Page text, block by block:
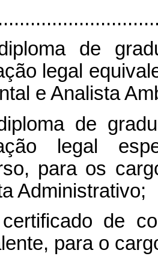
de
legal
e Analista
de
legal
para os
Administrativo;
de
para o